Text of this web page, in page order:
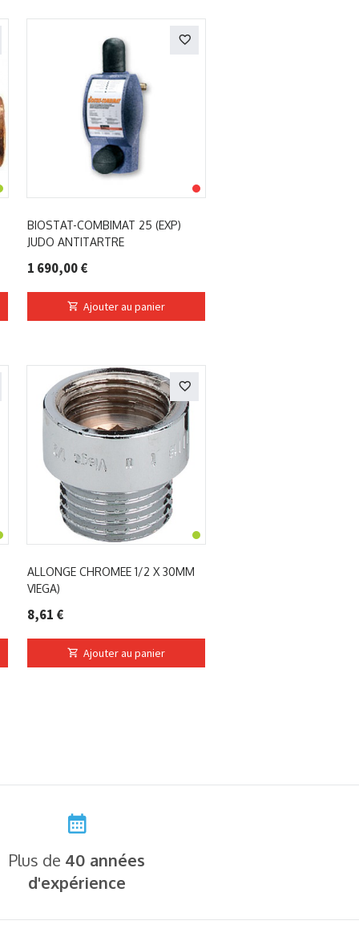
BIOSTAT-COMBIMAT 25 (EXP)
JUDO ANTITARTRE
1 690,00 €
Ajouter au panier
ALLONGE CHROMEE 1/2 X 30MM
VIEGA)
8,61 €
Ajouter au panier
Plus de 40 années
d'expérience